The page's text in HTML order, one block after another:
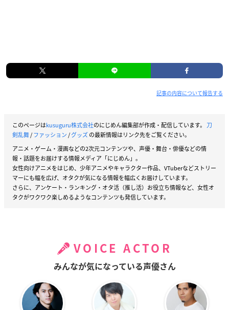
記事の内容について報告する
このページはkusuguru株式会社のにじめん編集部が作成・配信しています。 刀
剣乱舞/ファッション/グッズの最新情報はリンク先をご覧ください。
アニメ・ゲーム・漫画などの2次元コンテンツや、声優・舞台・俳優などの情
報・話題をお届けする情報メディア「にじめん」。
女性向けアニメをはじめ、少年アニメやキャラクター作品、VTuberなどストリー
マーにも幅を広げ、オタクが気になる情報を幅広くお届けしています。
さらに、アンケート・ランキング・オタ活（推し活）お役立ち情報など、女性オ
タクがワクワク楽しめるようなコンテンツも発信しています。
VOICE ACTOR
みんなが気になっている声優さん